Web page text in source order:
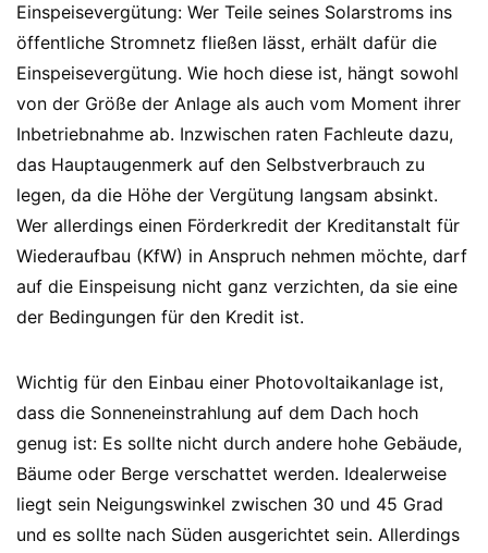
Einspeisevergütung: Wer Teile seines Solarstroms ins
öffentliche Stromnetz fließen lässt, erhält dafür die
Einspeisevergütung. Wie hoch diese ist, hängt sowohl
von der Größe der Anlage als auch vom Moment ihrer
Inbetriebnahme ab. Inzwischen raten Fachleute dazu,
das Hauptaugenmerk auf den Selbstverbrauch zu
legen, da die Höhe der Vergütung langsam absinkt.
Wer allerdings einen Förderkredit der Kreditanstalt für
Wiederaufbau (KfW) in Anspruch nehmen möchte, darf
auf die Einspeisung nicht ganz verzichten, da sie eine
der Bedingungen für den Kredit ist.
Wichtig für den Einbau einer Photovoltaikanlage ist,
dass die Sonneneinstrahlung auf dem Dach hoch
genug ist: Es sollte nicht durch andere hohe Gebäude,
Bäume oder Berge verschattet werden. Idealerweise
liegt sein Neigungswinkel zwischen 30 und 45 Grad
und es sollte nach Süden ausgerichtet sein. Allerdings